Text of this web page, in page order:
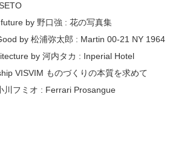
by 野口強 : 花の写真集
by 松浦弥太郎 : Martin 00-21 NY 1964
by 河内タカ : Inperial Hotel
VISVIM ものづくりの本質を求めて
川フミオ : Ferrari Prosangue